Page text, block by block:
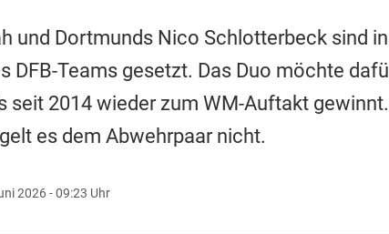
und Dortmunds Nico Schlotterbeck sind
DFB-Teams gesetzt. Das Duo möchte
seit 2014 wieder zum WM-Auftakt
es dem Abwehrpaar nicht.
2026 - 09:23 Uhr